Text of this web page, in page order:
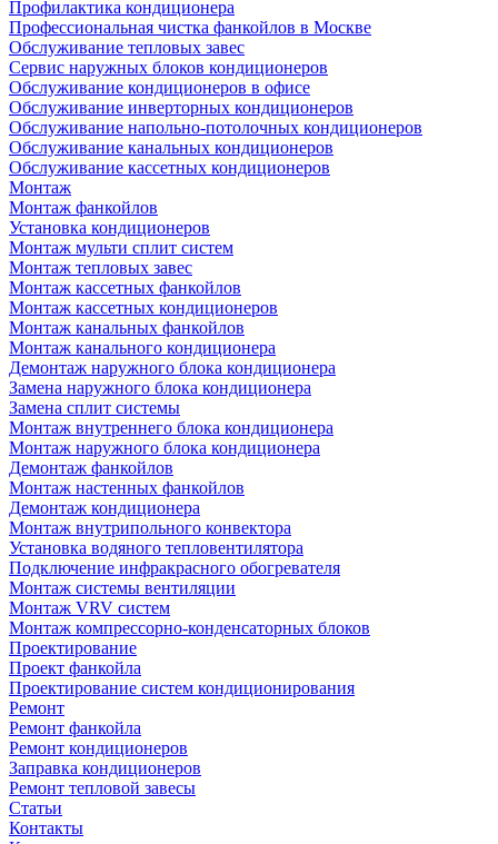
Профилактика кондиционера
Профессиональная чистка фанкойлов в Москве
Обслуживание тепловых завес
Сервис наружных блоков кондиционеров
Обслуживание кондиционеров в офисе
Обслуживание инверторных кондиционеров
Обслуживание напольно-потолочных кондиционеров
Обслуживание канальных кондиционеров
Обслуживание кассетных кондиционеров
Монтаж
Монтаж фанкойлов
Установка кондиционеров
Монтаж мульти сплит систем
Монтаж тепловых завес
Монтаж кассетных фанкойлов
Монтаж кассетных кондиционеров
Монтаж канальных фанкойлов
Монтаж канального кондиционера
Демонтаж наружного блока кондиционера
Замена наружного блока кондиционера
Замена сплит системы
Монтаж внутреннего блока кондиционера
Монтаж наружного блока кондиционера
Демонтаж фанкойлов
Монтаж настенных фанкойлов
Демонтаж кондиционера
Монтаж внутрипольного конвектора
Установка водяного тепловентилятора
Подключение инфракрасного обогревателя
Монтаж системы вентиляции
Монтаж VRV систем
Монтаж компрессорно-конденсаторных блоков
Проектирование
Проект фанкойла
Проектирование систем кондиционирования
Ремонт
Ремонт фанкойла
Ремонт кондиционеров
Заправка кондиционеров
Ремонт тепловой завесы
Статьи
Контакты